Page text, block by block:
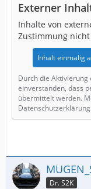
Externer
Inhalte von
Zustimmung
Inhalt einmalig
Durch die
einverstanden, dass
übermittelt werden.
Dr. S2K